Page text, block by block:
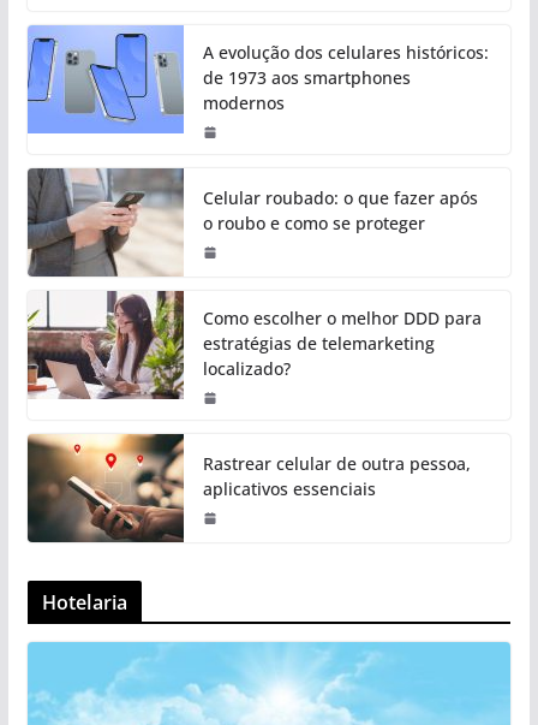
A evolução dos celulares históricos:
de 1973 aos smartphones
modernos
Celular roubado: o que fazer após
o roubo e como se proteger
Como escolher o melhor DDD para
estratégias de telemarketing
localizado?
Rastrear celular de outra pessoa,
aplicativos essenciais
Hotelaria